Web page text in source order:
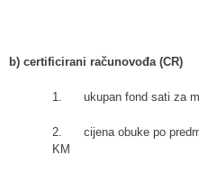
b) certificirani računovođa (CR)
1. ukupan fond sati za
2. cijena obuke po
KM